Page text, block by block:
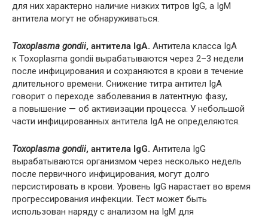
для них характерно наличие низких титров IgG, а IgM
антитела могут не обнаруживаться.
Toxoplasma gondii, антитела IgA. Антитела класса IgA
к Toxoplasma gondii вырабатываются через 2–3 недели
после инфицирования и сохраняются в крови в течение
длительного времени. Снижение титра антител IgA
говорит о переходе заболевания в латентную фазу,
а повышение — об активизации процесса. У небольшой
части инфицированных антитела IgA не определяются.
Toxoplasma gondii, антитела IgG. Антитела IgG
вырабатываются организмом через несколько недель
после первичного инфицирования, могут долго
персистировать в крови. Уровень IgG нарастает во время
прогрессирования инфекции. Тест может быть
использован наряду с анализом на IgM для